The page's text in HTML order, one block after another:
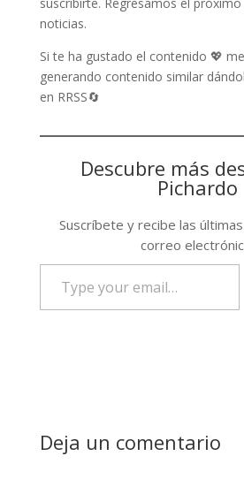
noticias.
Si te ha gustado el contenido 💖
generando contenido similar
en RRSS🔄
Descubre más
Pichardo
Suscríbete y recibe las
correo
email…
Deja un comentario